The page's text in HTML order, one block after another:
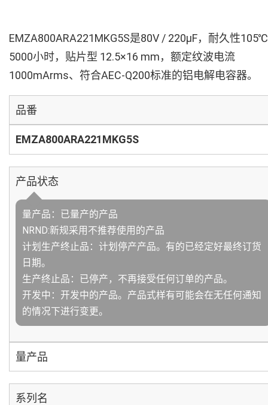
EMZA800ARA221MKG5S是80V / 220µF，耐久性105℃
5000小时，贴片型 12.5×16 mm，额定纹波电流
1000mArms、符合AEC-Q200标准的铝电解电容器。
品番
EMZA800ARA221MKG5S
产品状态
量产品：已量产的产品
NRND:新规采用不推荐使用的产品
计划生产终止品：计划停产产品。有的已经定好最终订货
日期。
生产终止品：已停产，不再接受任何订单的产品。
开发中：开发中的产品。产品式样有可能会在无任何通知
的情况下进行变更。
量产品
系列名